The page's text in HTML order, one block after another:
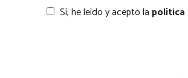
Sí, he leído y acepto la política